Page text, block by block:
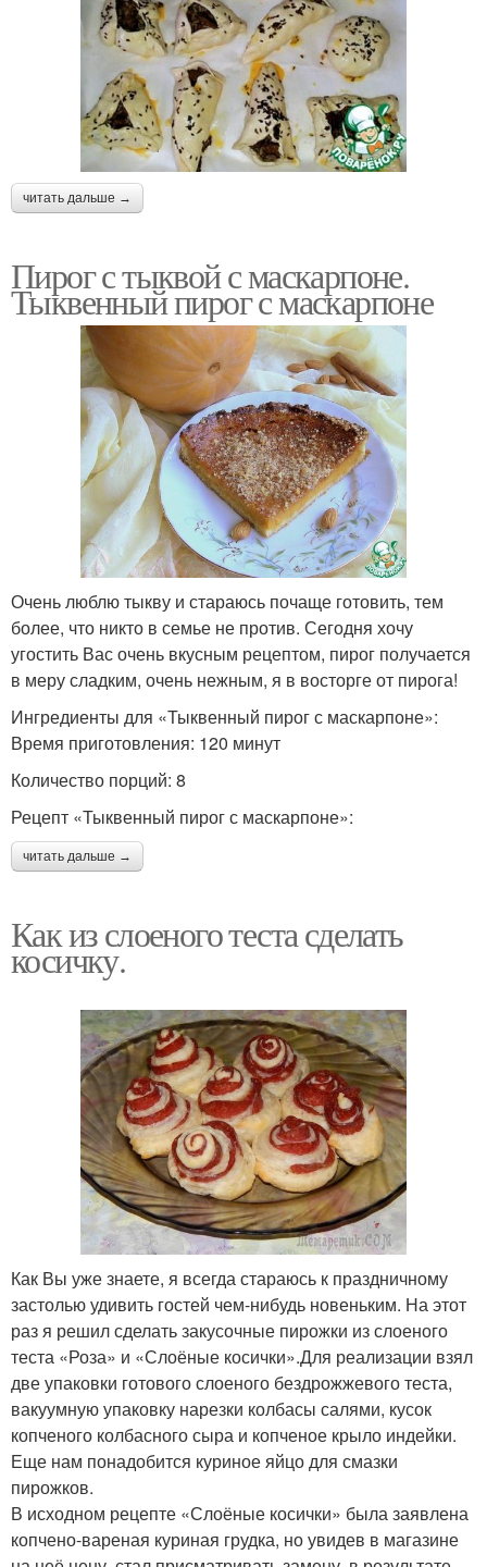
читать дальше →
Пирог с тыквой с маскарпоне.
Тыквенный пирог с маскарпоне
Очень люблю тыкву и стараюсь почаще готовить, тем
более, что никто в семье не против. Сегодня хочу
угостить Вас очень вкусным рецептом, пирог получается
в меру сладким, очень нежным, я в восторге от пирога!
Ингредиенты для «Тыквенный пирог с маскарпоне»:
Время приготовления: 120 минут
Количество порций: 8
Рецепт «Тыквенный пирог с маскарпоне»:
читать дальше →
Как из слоеного теста сделать
косичку.
Как Вы уже знаете, я всегда стараюсь к праздничному
застолью удивить гостей чем-нибудь новеньким. На этот
раз я решил сделать закусочные пирожки из слоеного
теста «Роза» и «Слоёные косички».Для реализации взял
две упаковки готового слоеного бездрожжевого теста,
вакуумную упаковку нарезки колбасы салями, кусок
копченого колбасного сыра и копченое крыло индейки.
Еще нам понадобится куриное яйцо для смазки
пирожков.
В исходном рецепте «Слоёные косички» была заявлена
копчено-вареная куриная грудка, но увидев в магазине